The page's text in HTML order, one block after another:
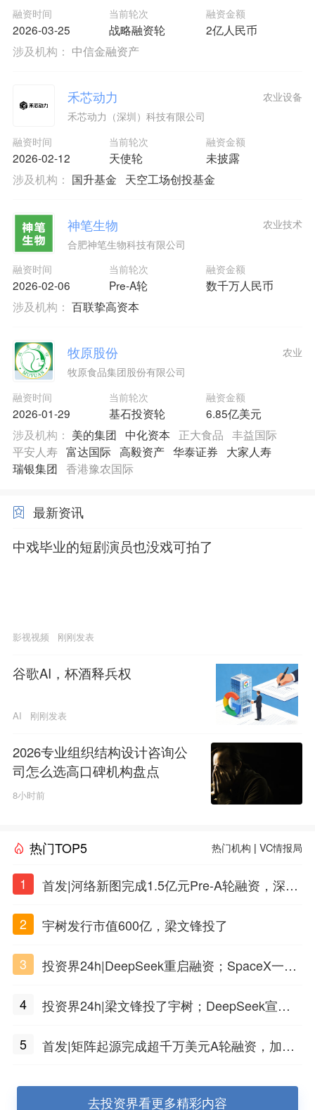
融资时间
2026-03-25
当前轮次
战略融资轮
融资金额
2亿人民币
涉及机构： 中信金融资产
禾芯动力
禾芯动力（深圳）科技有限公司
融资时间
2026-02-12
当前轮次
天使轮
融资金额
未披露
农业设备
涉及机构： 国升基金 天空工场创投基金
神笔生物
合肥神笔生物科技有限公司
融资时间
2026-02-06
当前轮次
Pre-A轮
融资金额
数千万人民币
农业技术
涉及机构： 百联挚高资本
牧原股份
牧原食品集团股份有限公司
融资时间
2026-01-29
当前轮次
基石投资轮
融资金额
6.85亿美元
农业
涉及机构： 美的集团 中化资本 正大食品 丰益国际
平安人寿 富达国际 高毅资产 华泰证券
大家人寿
瑞银集团 香港豫农国际
最新资讯
中戏毕业的短剧演员也没戏可拍了
影视视频 刚刚发表
谷歌AI，杯酒释兵权
AI 刚刚发表
2026专业组织结构设计咨询公
司怎么选高口碑机构盘点
8小时前
热门TOP5 热门机构 |VC情报局
1
首发|河络新图完成1.5亿元Pre-A轮融资，深耕i
2
宇树发行市值600亿，梁文锋投了
3
投资界24h|DeepSeek重启融资；SpaceX一夜
4
投资界24h|梁文锋投了宇树；DeepSeek宣布
5
首发|矩阵起源完成超千万美元A轮融资，加速
去投资界看更多精彩内容